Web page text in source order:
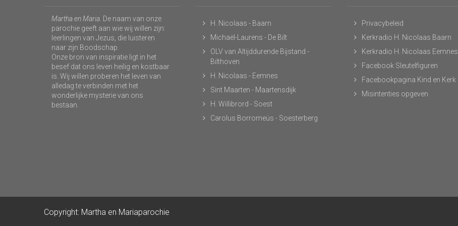
Martha en Maria . De naam van onze
parochie geeft aan wie wij willen zijn:
leerlingen van Jezus, die luisteren
naar zijn Boodschap.
Onze bron van inspiratie ligt in het
besef dat ons leven heilig en kostbaar
is. Wij willen proberen het leven van
alledag te verbinden met het
wonderlijke mysterie van ons
bestaan.
H. Nicolaas - Baarn
Michaël-Laurens - De Bilt
OLV van Altijddurende Bijstand -
Bilthoven
H. Nicolaas - Eemnes
Sint Maarten - Maartensdijk
H. Willibrord - Soest
Carolus Borromeüs - Soesterberg
Privacybeleid
Kerkradio H. Nicolaas Baarn
Kerkradio H. Nicolaas Eemnes
Facebook Sleutelfiguren
Facebookpagina Kind en Kerk
Misintenties opgeven
Copyright: Martha en Mariaparochie